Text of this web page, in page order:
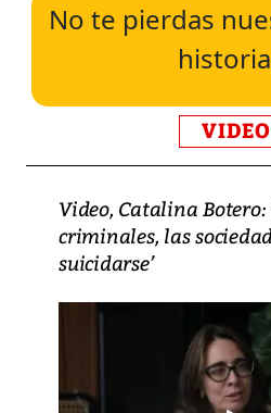
No te pierdas
Video, Catalina Botero:
criminales, las
suicidarse’